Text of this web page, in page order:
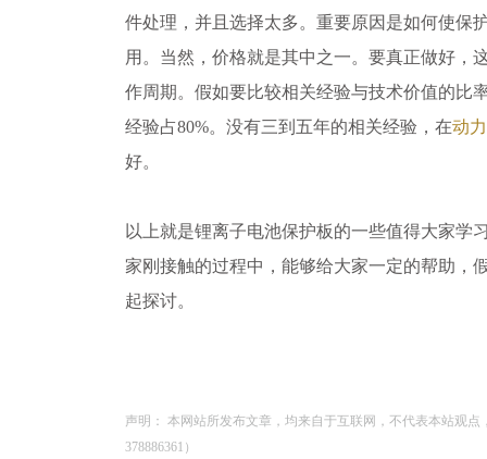
件处理，并且选择太多。重要原因是如何使保
用。当然，价格就是其中之一。要真正做好，
作周期。假如要比较相关经验与技术价值的比
经验占80%。没有三到五年的相关经验，在动
好。
以上就是锂离子电池保护板的一些值得大家学
家刚接触的过程中，能够给大家一定的帮助，
起探讨。
声明： 本网站所发布文章，均来自于互联网，不代表本站观
378886361）